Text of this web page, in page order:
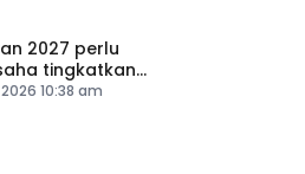
2027 perlu
tingkatkan
gaji
10:38 am